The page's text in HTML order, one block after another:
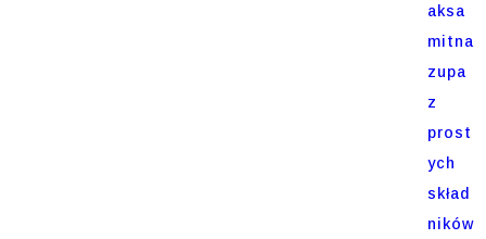
aksa
mitna
zupa
z
prost
ych
skład
ników